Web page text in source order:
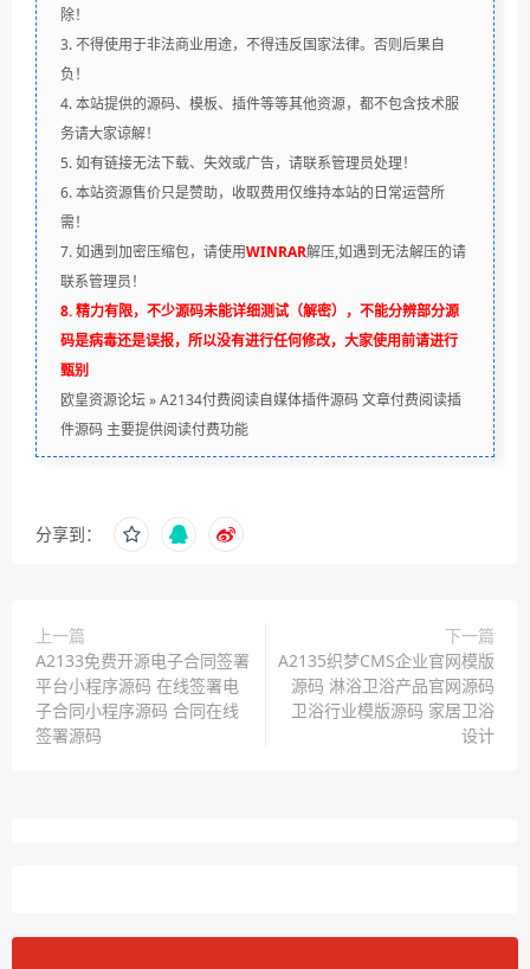
除！
3. 不得使用于非法商业用途，不得违反国家法律。否则后果自
负！
4. 本站提供的源码、模板、插件等等其他资源，都不包含技术服
务请大家谅解！
5. 如有链接无法下载、失效或广告，请联系管理员处理！
6. 本站资源售价只是赞助，收取费用仅维持本站的日常运营所
需！
7. 如遇到加密压缩包，请使用WINRAR解压,如遇到无法解压的请
联系管理员！
8. 精力有限，不少源码未能详细测试（解密），不能分辨部分源
码是病毒还是误报，所以没有进行任何修改，大家使用前请进行
甄别
欧皇资源论坛»A2134付费阅读自媒体插件源码 文章付费阅读插
件源码 主要提供阅读付费功能
分享到：
上一篇
A2133免费开源电子合同签署
平台小程序源码 在线签署电
子合同小程序源码 合同在线
签署源码
下一篇
A2135织梦CMS企业官网模版
源码 淋浴卫浴产品官网源码
卫浴行业模版源码 家居卫浴
设计